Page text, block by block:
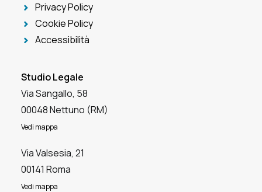
Privacy Policy
Cookie Policy
Accessibilità
Studio Legale
Via Sangallo, 58
00048 Nettuno (RM)
Vedi mappa
Via Valsesia, 21
00141 Roma
Vedi mappa